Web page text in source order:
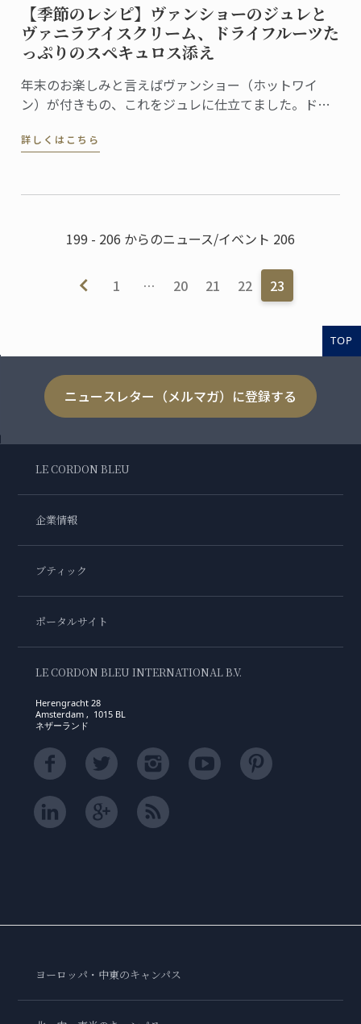
【季節のレシピ】ヴァンショーのジュレと
ヴァニラアイスクリーム、ドライフルーツた
っぷりのスペキュロス添え
年末のお楽しみと言えばヴァンショー（ホットワイ
ン）が付きもの、これをジュレに仕立てました。ドラ
クリームを添えれば、お祭り気分を盛り上げる簡単デ
詳しくはこちら
199 - 206 からのニュース/イベント 206
1 … 20 21 22 23
TOP
ニュースレター（メルマガ）に登録する
LE CORDON BLEU
企業情報
ブティック
ポータルサイト
LE CORDON BLEU INTERNATIONAL B.V.
Herengracht 28
Amsterdam , 1015 BL
ネザーランド
ヨーロッパ・中東のキャンパス